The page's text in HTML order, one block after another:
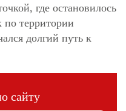
где остановилось
по территории
долгий путь к
сайту